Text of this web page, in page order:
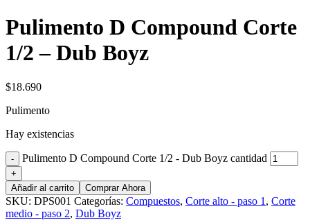
Pulimento D Compound Corte
1/2 – Dub Boyz
$18.690
Pulimento
Hay existencias
Pulimento D Compound Corte 1/2 - Dub Boyz cantidad
Añadir al carrito Comprar Ahora
SKU: DPS001 Categorías: Compuestos, Corte alto - paso 1 , Corte
medio - paso 2, Dub Boyz